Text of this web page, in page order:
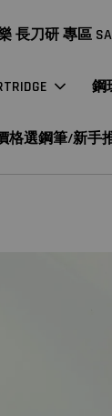
長刀研 專區
鋼
格選鋼筆/新手